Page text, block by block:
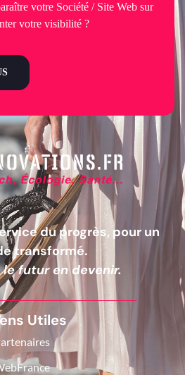
du progrès, pour un
transformé.
futur en devenir.
Utiles
votre Société / Site Web sur
votre visibilité ?